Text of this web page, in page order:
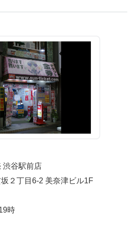
渋谷駅前店
２丁目6-2 美奈津ビル1F
時